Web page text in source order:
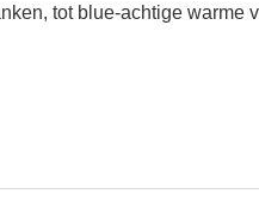
tot blue-achtige